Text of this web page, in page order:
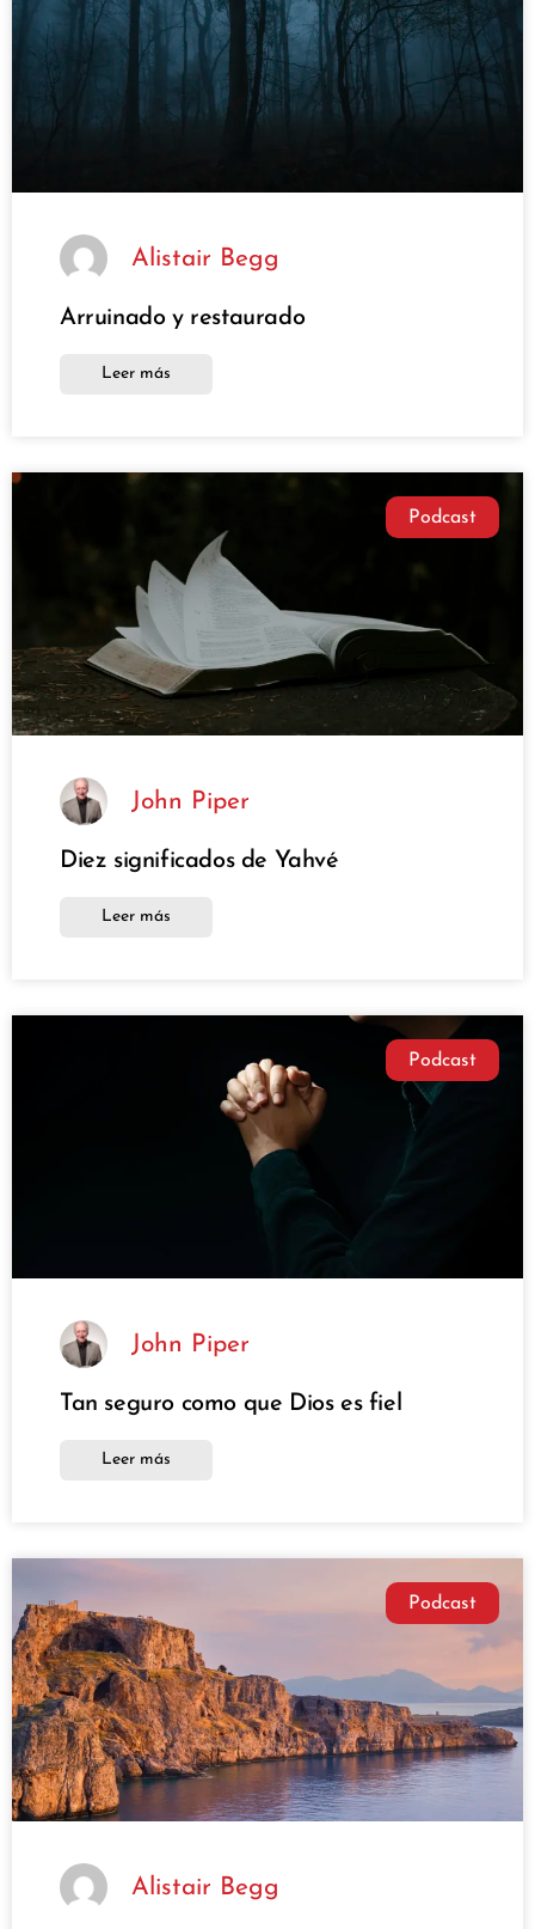
Alistair Begg
Arruinado y restaurado
Leer más
Podcast
John Piper
Diez significados de Yahvé
Leer más
Podcast
John Piper
Tan seguro como que Dios es fiel
Leer más
Podcast
Alistair Begg